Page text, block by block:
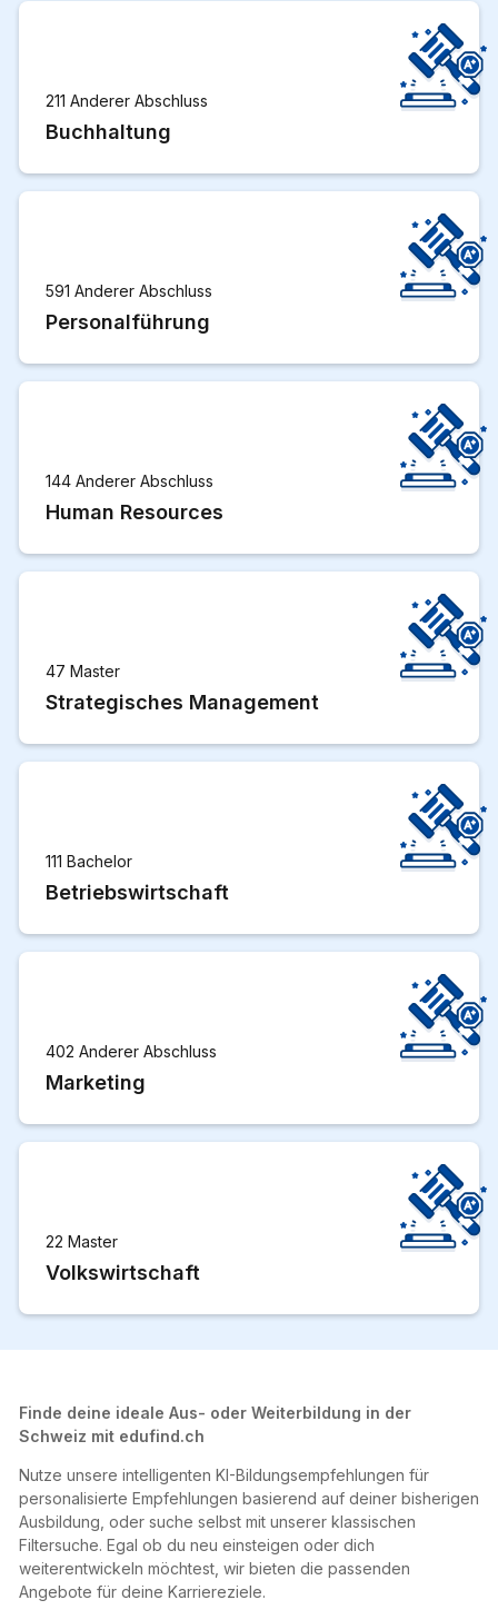
211 Anderer Abschluss
Buchhaltung
591 Anderer Abschluss
Personalführung
144 Anderer Abschluss
Human Resources
47 Master
Strategisches Management
111 Bachelor
Betriebswirtschaft
402 Anderer Abschluss
Marketing
22 Master
Volkswirtschaft
Finde deine ideale Aus- oder Weiterbildung in der
Schweiz mit edufind.ch
Nutze unsere intelligenten KI-Bildungsempfehlungen für
personalisierte Empfehlungen basierend auf deiner bisherigen
Ausbildung, oder suche selbst mit unserer klassischen
Filtersuche. Egal ob du neu einsteigen oder dich
weiterentwickeln möchtest, wir bieten die passenden
Angebote für deine Karriereziele.